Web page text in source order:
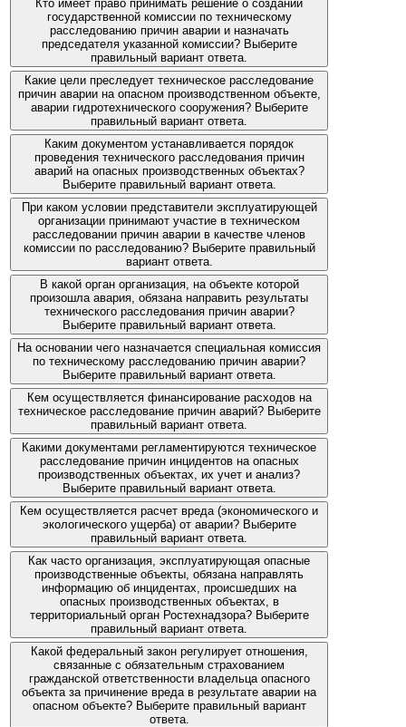
Кто имеет право принимать решение о создании
государственной комиссии по техническому
расследованию причин аварии и назначать
председателя указанной комиссии? Выберите
правильный вариант ответа.
Какие цели преследует техническое расследование
причин аварии на опасном производственном объекте,
аварии гидротехнического сооружения? Выберите
правильный вариант ответа.
Каким документом устанавливается порядок
проведения технического расследования причин
аварий на опасных производственных объектах?
Выберите правильный вариант ответа.
При каком условии представители эксплуатирующей
организации принимают участие в техническом
расследовании причин аварии в качестве членов
комиссии по расследованию? Выберите правильный
вариант ответа.
В какой орган организация, на объекте которой
произошла авария, обязана направить результаты
технического расследования причин аварии?
Выберите правильный вариант ответа.
На основании чего назначается специальная комиссия
по техническому расследованию причин аварии?
Выберите правильный вариант ответа.
Кем осуществляется финансирование расходов на
техническое расследование причин аварий? Выберите
правильный вариант ответа.
Какими документами регламентируются техническое
расследование причин инцидентов на опасных
производственных объектах, их учет и анализ?
Выберите правильный вариант ответа.
Кем осуществляется расчет вреда (экономического и
экологического ущерба) от аварии? Выберите
правильный вариант ответа.
Как часто организация, эксплуатирующая опасные
производственные объекты, обязана направлять
информацию об инцидентах, происшедших на
опасных производственных объектах, в
территориальный орган Ростехнадзора? Выберите
правильный вариант ответа.
Какой федеральный закон регулирует отношения,
связанные с обязательным страхованием
гражданской ответственности владельца опасного
объекта за причинение вреда в результате аварии на
опасном объекте? Выберите правильный вариант
ответа.